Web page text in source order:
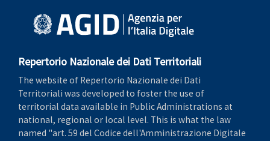
Repertorio Nazionale dei Dati Territoriali
The website of Repertorio Nazionale dei Dati
Territoriali was developed to foster the use of
territorial data available in Public Administrations at
national, regional or local level. This is what the law
named "art. 59 del Codice dell'Amministrazione Digitale